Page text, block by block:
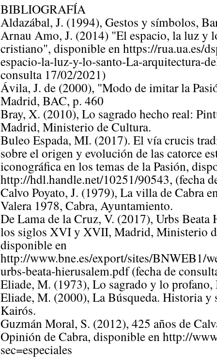
BIBLIOGRAFÍA
Aldazábal, J. (1994), Gestos y símbolos,
Arnau Amo, J. (2014) "El espacio, la luz y
cristiano", disponible en https://rua.ua.es/
espacio-la-luz-y-lo-santo-La-arquitectura-
consulta 17/02/2021)
Ávila, J. de (2000), "Modo de imitar la
Madrid, BAC, p. 460
Bray, X. (2010), Lo sagrado hecho real:
Madrid, Ministerio de Cultura.
Buleo Espada, MI. (2017). El vía crucis
sobre el origen y evolución de las catorce
iconográfica en los temas de la Pasión,
http://hdl.handle.net/10251/90543, (fecha
Calvo Poyato, J. (1979), La villa de Cabra
Valera 1978, Cabra, Ayuntamiento.
De Lama de la Cruz, V. (2017), Urbs Beata
los siglos XVI y XVII, Madrid, Ministerio
disponible en
http://www.bne.es/export/sites/BNWEB1/
urbs-beata-hierusalem.pdf (fecha de
Eliade, M. (1973), Lo sagrado y lo
Eliade, M. (2000), La Búsqueda. Historia y
Kairós.
Guzmán Moral, S. (2012), 425 años de
Opinión de Cabra, disponible en http://
sec=especiales